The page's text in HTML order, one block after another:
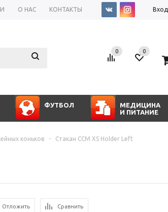
О НАС КОНТАКТЫ Вход
0 0
ФУТБОЛ
МЕДИЦИНА
И ПИТАНИЕ
коньков - Стакан CCM XS Holder Left
Отложить Сравнить